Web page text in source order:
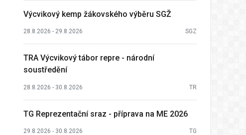
Výcvikový kemp žákovského výběru SGŽ
28.8.2026 - 29.8.2026 SGZ
TRA Výcvikový tábor repre - národní
soustředění
28.8.2026 - 30.8.2026 TR
TG Reprezentační sraz - příprava na ME 2026
29.8.2026 - 30.8.2026 TG